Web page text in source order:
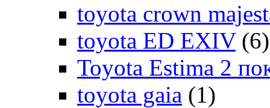
toyota crown
toyota ED EXIV (6)
Toyota Estima 2
toyota gaia (1)